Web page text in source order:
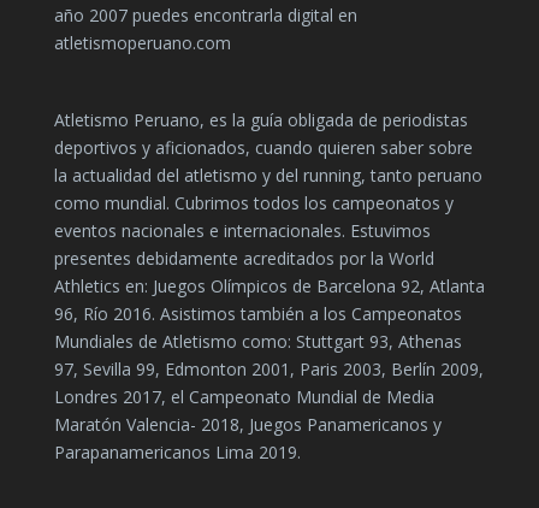
año 2007 puedes encontrarla digital en
atletismoperuano.com
Atletismo Peruano, es la guía obligada de periodistas
deportivos y aficionados, cuando quieren saber sobre
la actualidad del atletismo y del running, tanto peruano
como mundial. Cubrimos todos los campeonatos y
eventos nacionales e internacionales. Estuvimos
presentes debidamente acreditados por la World
Athletics en: Juegos Olímpicos de Barcelona 92, Atlanta
96, Río 2016. Asistimos también a los Campeonatos
Mundiales de Atletismo como: Stuttgart 93, Athenas
97, Sevilla 99, Edmonton 2001, Paris 2003, Berlín 2009,
Londres 2017, el Campeonato Mundial de Media
Maratón Valencia- 2018, Juegos Panamericanos y
Parapanamericanos Lima 2019.